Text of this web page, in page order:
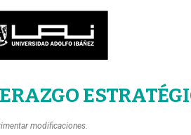
modificaciones.